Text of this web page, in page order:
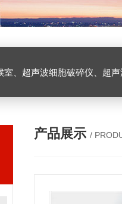
室、超声波细胞破碎仪、超
产品展示 /